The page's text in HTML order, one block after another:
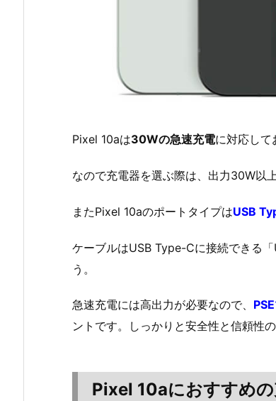
Pixel 10aは30Wの急速充電に対応して
なので充電器を選ぶ際は、出力30W以
またPixel 10aのポートタイプはUSB
ケーブルはUSB Type-Cに接続できる
う。
急速充電には高出力が必要なので、
ントです。しっかりと安全性と信頼性
Pixel 10aにおすすめの